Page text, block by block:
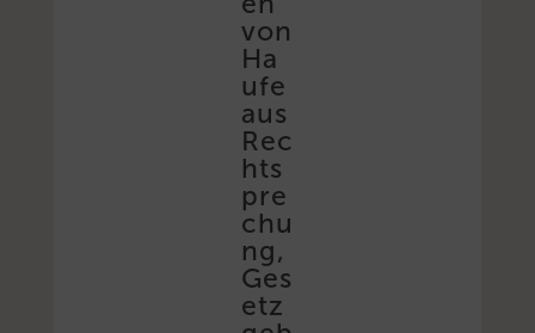
von
Ha
ufe
aus
Rec
hts
pre
chu
ng,
Ges
etz